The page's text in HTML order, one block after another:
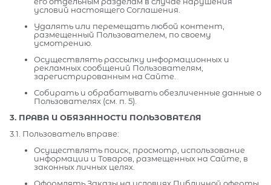
условий настоящего Соглашения.
Удалять или перемещать любой контент,
размещенный Пользователем, по своему
усмотрению.
Осуществлять рассылку информационных и
рекламных сообщений Пользователям,
зарегистрированным на Сайте.
Собирать и обрабатывать обезличенные данные о
Пользователях (см. п. 5).
3. ПРАВА И ОБЯЗАННОСТИ ПОЛЬЗОВАТЕЛЯ
3.1. Пользователь вправе:
Осуществлять поиск, просмотр, использование
информации и Товаров, размещенных на Сайте, в
законных личных целях.